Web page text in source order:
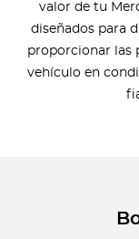
valor de tu
diseñados para
proporcionar las
vehículo en